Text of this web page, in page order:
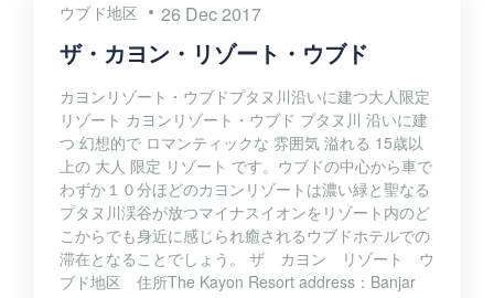
ウブド地区 26 Dec 2017
ザ・カヨン・リゾート・ウブド
カヨンリゾート・ウブドプタヌ川沿いに建つ大人限定
リゾート カヨンリゾート・ウブド プタヌ川 沿いに建
つ 幻想的で ロマンティックな 雰囲気 溢れる 15歳以
上の 大人 限定 リゾート です。ウブドの中心から車で
わずか１０分ほどのカヨンリゾートは濃い緑と聖なる
プタヌ川渓谷が放つマイナスイオンをリゾート内のど
こからでも身近に感じられ癒されるウブドホテルでの
滞在となることでしょう。 ザ カヨン リゾート ウ
ブド地区 住所The Kayon Resort address：Banjar